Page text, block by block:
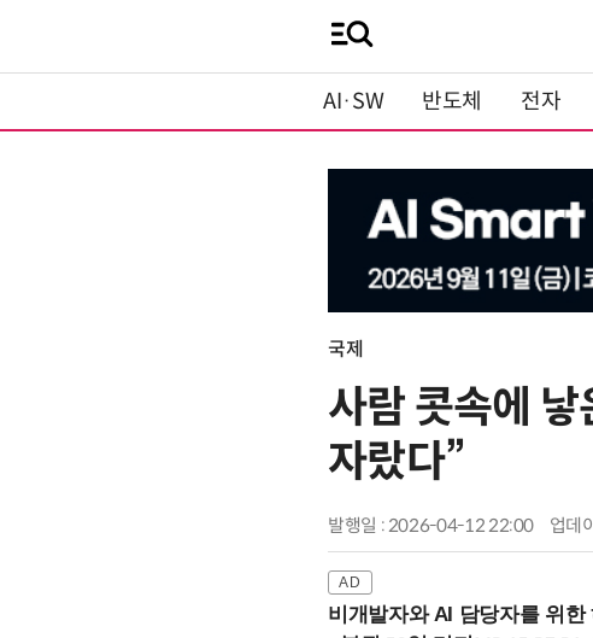
AI·SW 반도체 전자
국제
사람 콧속에
자랐다”
발행일 : 2026-04-12 22:00 업데
비개발자와 AI 담당자를 위